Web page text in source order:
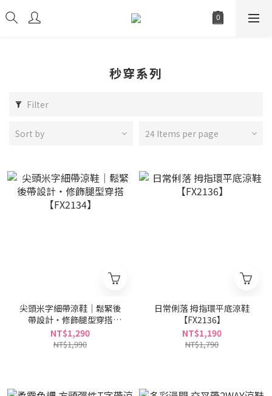
秒穿系列
Filter
Sort by 24 Items per page
尖頭米字細帶涼鞋｜鬆緊後
帶設計・修飾腿型穿搭
【FX2134】
NT$1,290
NT$1,990
日常俐落 拇指環平底涼鞋
【FX2136】
NT$1,190
NT$1,790